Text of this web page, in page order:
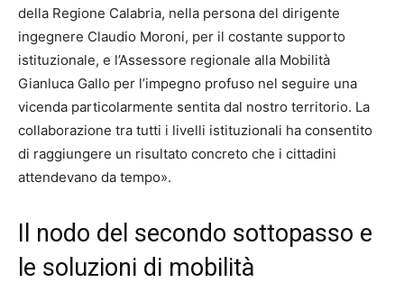
della Regione Calabria, nella persona del dirigente
ingegnere Claudio Moroni, per il costante supporto
istituzionale, e l’Assessore regionale alla Mobilità
Gianluca Gallo per l’impegno profuso nel seguire una
vicenda particolarmente sentita dal nostro territorio. La
collaborazione tra tutti i livelli istituzionali ha consentito
di raggiungere un risultato concreto che i cittadini
attendevano da tempo».
Il nodo del secondo sottopasso e
le soluzioni di mobilità